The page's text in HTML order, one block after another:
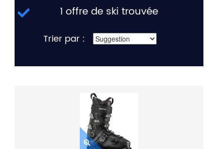
1 offre de ski trouvée
Trier par :